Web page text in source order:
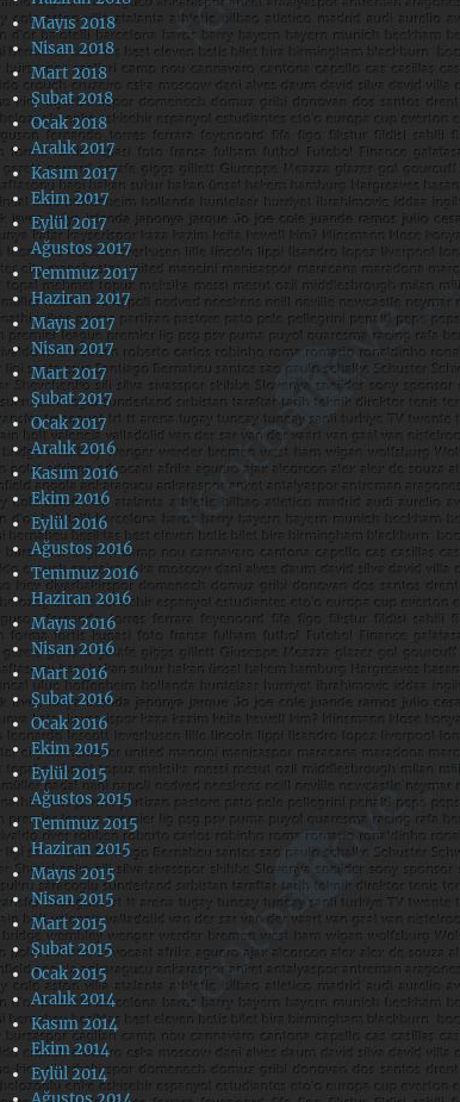
Mayıs 2018
Nisan 2018
Mart 2018
Şubat 2018
Ocak 2018
Aralık 2017
Kasım 2017
Ekim 2017
Eylül 2017
Ağustos 2017
Temmuz 2017
Haziran 2017
Mayıs 2017
Nisan 2017
Mart 2017
Şubat 2017
Ocak 2017
Aralık 2016
Kasım 2016
Ekim 2016
Eylül 2016
Ağustos 2016
Temmuz 2016
Haziran 2016
Mayıs 2016
Nisan 2016
Mart 2016
Şubat 2016
Ocak 2016
Ekim 2015
Eylül 2015
Ağustos 2015
Temmuz 2015
Haziran 2015
Mayıs 2015
Nisan 2015
Mart 2015
Şubat 2015
Ocak 2015
Aralık 2014
Kasım 2014
Ekim 2014
Eylül 2014